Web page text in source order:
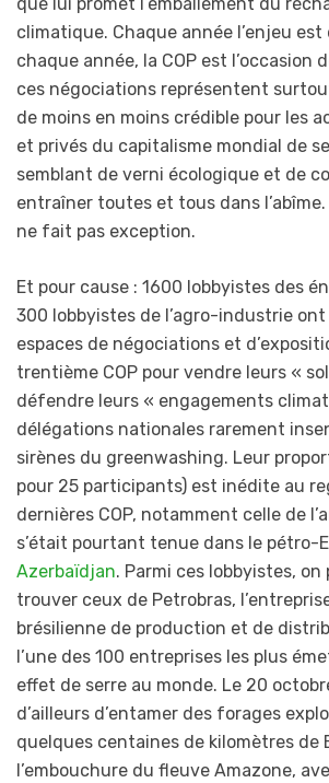
que lui promet l’emballement du
climatique. Chaque année l’enjeu
chaque année, la COP est l’occasion
ces négociations représentent
de moins en moins crédible pour les
et privés du capitalisme mondial de
semblant de verni écologique et de
entraîner toutes et tous dans l’abîme.
ne fait pas exception.
Et pour cause : 1600 lobbyistes des
300 lobbyistes de l’agro-industrie
espaces de négociations et
trentième COP pour vendre leurs «
défendre leurs « engagements
délégations nationales rarement
sirènes du greenwashing. Leur
pour 25 participants) est inédite au
dernières COP, notamment celle de
s’était pourtant tenue dans le pétro-
Azerbaïdjan. Parmi ces lobbyistes,
trouver ceux de Petrobras,
brésilienne de production et de
l’une des 100 entreprises les plus
effet de serre au monde. Le 20
d’ailleurs d’entamer des forages
quelques centaines de kilomètres de
l’embouchure du fleuve Amazone,